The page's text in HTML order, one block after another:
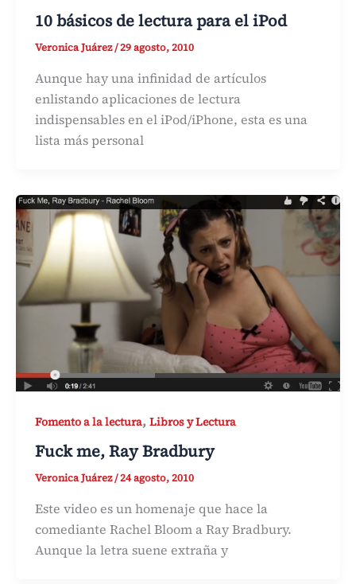
10 básicos de lectura para el iPod
Veronica Juárez/29 agosto, 2010
Aunque hay una infinidad de artículos
enlistando aplicaciones de lectura
indispensables en el iPod/iPhone, esta es una
lista más personal
Fomento a la lectura, Libros y Lectura
Fuck me, Ray Bradbury
Veronica Juárez/24 agosto, 2010
Este video es un homenaje que hace la
comediante Rachel Bloom a Ray Bradbury.
Aunque la letra suene extraña y